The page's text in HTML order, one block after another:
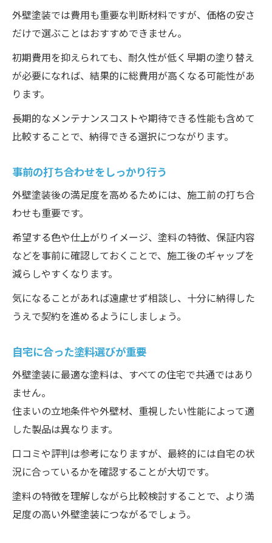
外壁塗装では費用も重要な判断材料ですが、価格の安さ
だけで選ぶことはおすすめできません。
初期費用を抑えられても、耐久性が低く早期の塗り替え
が必要になれば、結果的に総費用が高くなる可能性があ
ります。
長期的なメンテナンスコストや期待できる性能も含めて
比較することで、納得できる選択につながります。
事前の打ち合わせをしっかり行う
外壁塗装後の満足度を高めるためには、施工前の打ち合
わせも重要です。
希望する色や仕上がりイメージ、塗料の特徴、保証内容
などを事前に確認しておくことで、施工後のギャップを
減らしやすくなります。
気になることがあれば遠慮せず相談し、十分に納得した
うえで契約を進めるようにしましょう。
自宅に合った塗料選びが重要
外壁塗装に最適な塗料は、すべての住宅で共通ではあり
ません。
住まいの立地条件や外壁材、重視したい性能によって適
した製品は異なります。
口コミや評判は参考になりますが、最終的には自宅の状
況に合っているかを確認することが大切です。
塗料の特徴を理解しながら比較検討することで、より満
足度の高い外壁塗装につながるでしょう。